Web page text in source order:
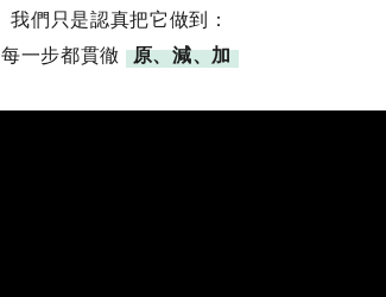
我們只是認真把它做到：
每一步都貫徹 原、減、加